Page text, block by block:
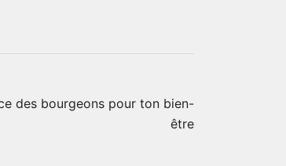
des bourgeons pour ton bien-
être